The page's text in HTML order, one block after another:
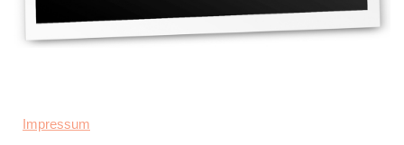
Impressum